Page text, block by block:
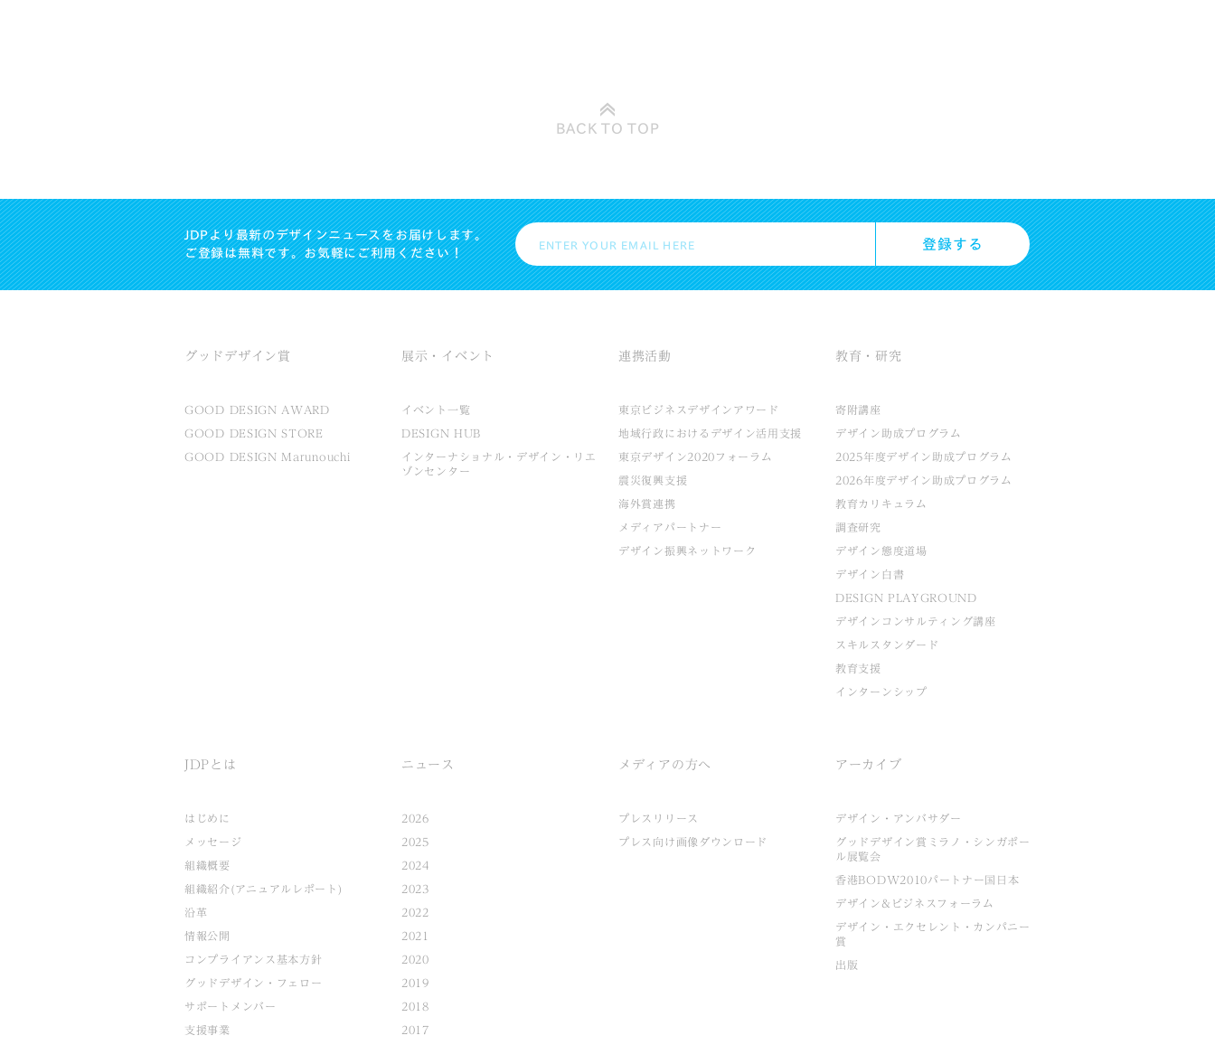
BACK TOTOP
JDPより最新のデザインニュースをお届けします。
ご登録は無料です。お気軽にご利用ください！
グッドデザイン賞
GOOD DESIGN AWARD
GOOD DESIGN STORE
GOOD DESIGN Marunouchi
展示・イベント
イベント一覧
DESIGN HUB
インターナショナル・デザイン・リエ
ゾンセンター
連携活動
東京ビジネスデザインアワード
地域行政におけるデザイン活用支援
東京デザイン2020フォーラム
震災復興支援
海外賞連携
メディアパートナー
デザイン振興ネットワーク
教育・研究
寄附講座
デザイン助成プログラム
2025年度デザイン助成プログラム
2026年度デザイン助成プログラム
教育カリキュラム
調査研究
デザイン態度道場
デザイン白書
DESIGN PLAYGROUND
デザインコンサルティング講座
スキルスタンダード
教育支援
インターンシップ
JDPとは
はじめに
メッセージ
組織概要
組織紹介(アニュアルレポート)
沿革
情報公開
コンプライアンス基本方針
グッドデザイン・フェロー
サポートメンバー
支援事業
ニュース
2026
2025
2024
2023
2022
2021
2020
2019
2018
2017
メディアの方へ
プレスリリース
プレス向け画像ダウンロード
アーカイブ
デザイン・アンバサダー
グッドデザイン賞ミラノ・シンガポー
ル展覧会
香港BODW2010パートナー国日本
デザイン&ビジネスフォーラム
デザイン・エクセレント・カンパニー
賞
出版